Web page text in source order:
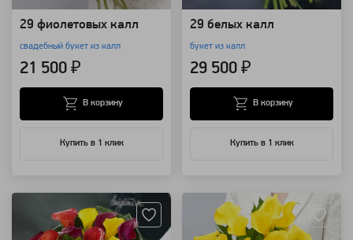
29 фиолетовых калл
свадебный букет из калл
21 500 ₽
Купить в 1 клик
В корзину
29 белых калл
букет из калл
29 500 ₽
Купить в 1 клик
В корзину